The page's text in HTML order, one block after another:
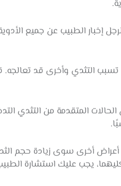
إخبار الطبيب عن جميع
التثدي وأخرى قد
المتقدمة من التثدي
أخرى سوى زيادة حجم
يجب عليك استشارة